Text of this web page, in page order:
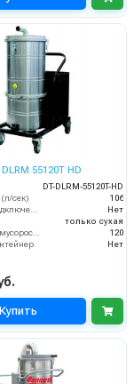
55120T HD
DT-DLRM-55120T-HD
(л/сек)
106
Нет
только сухая
120
Нет